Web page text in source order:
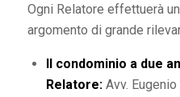
Ogni Relatore effettuerà
argomento di grande
Il condominio a due
Relatore: Avv.